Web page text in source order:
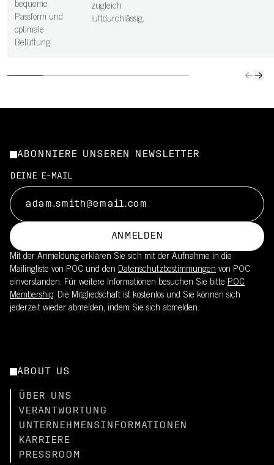
bequeme
Passform und
optimale
Belüftung.
zugleich
luftdurchlässig.
ABONNIERE UNSEREN NEWSLETTER
DEINE E-MAIL
ANMELDEN
Mit der Anmeldung erklären Sie sich mit der Aufnahme in die
Mailingliste von POC und den Datenschutzbestimmungen von POC
einverstanden. Für weitere Informationen besuchen Sie bitte POC
Membership. Die Mitgliedschaft ist kostenlos und Sie können sich
jederzeit wieder abmelden, indem Sie sich abmelden.
ABOUT US
ÜBER UNS
VERANTWORTUNG
UNTERNEHMENSINFORMATIONEN
KARRIERE
PRESSROOM